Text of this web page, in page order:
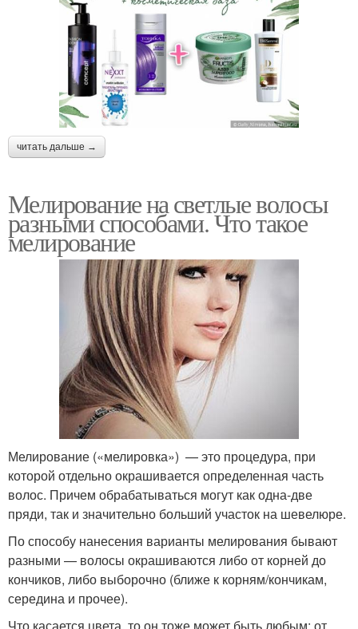
читать дальше →
Мелирование на светлые волосы
разными способами. Что такое
мелирование
Мелирование («мелировка») — это процедура, при
которой отдельно окрашивается определенная часть
волос. Причем обрабатываться могут как одна-две
пряди, так и значительно больший участок на шевелюре.
По способу нанесения варианты мелирования бывают
разными — волосы окрашиваются либо от корней до
кончиков, либо выборочно (ближе к корням/кончикам,
середина и прочее).